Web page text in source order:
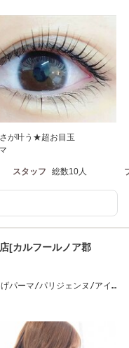
が叶う★超お目玉
スタッフ 総数10人
[カルフールノア郡
パーマ/パリジェンヌ/アイ